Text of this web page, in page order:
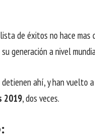
de éxitos no hace
generación a nivel
ahí, y han vuelto
2019, dos veces.